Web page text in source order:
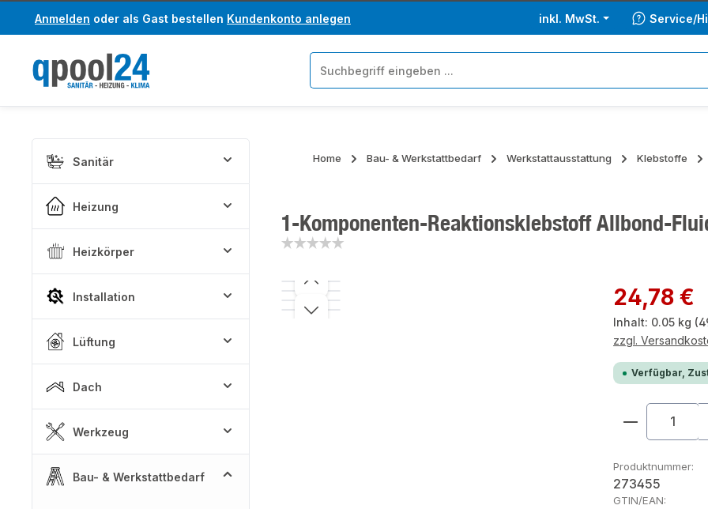
Hauptinhalt springen
Zur Suche springen
Anmelden oder als Gast bestellen Kundenkonto anlegen inkl. MwSt. Service/
Sanitär
Heizung
Heizkörper
Installation
Lüftung
Dach
Werkzeug
Bau- & Werkstattbedarf
Home Bau- & Werkstattbedarf Werkstattausstattung Klebstoffe
1-Komponenten-Reaktionsklebstoff Allbond-
Bildergalerie überspringen Regulärer Preis:
24,78 €
Inhalt: 0.05 kg
zzgl.
Verfügbar,
Produkt
Produktnummer:
273455
GTIN/EAN: